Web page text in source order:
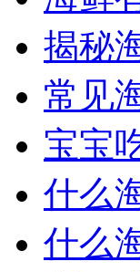
揭秘
常见
宝宝
什么
什么